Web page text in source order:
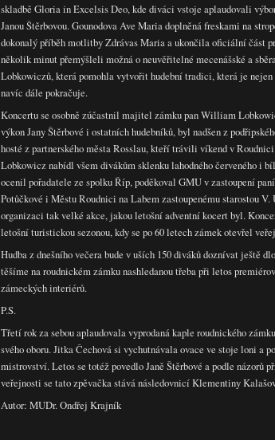
skladbě Gloria in Excelsis Deo, kde diváci vstoje aplaudovali
Janou Štěrbovou. Gounodova Ave Maria doplněná freskami na
dokonalý příběh motlitby Zdrávas Maria a ukončila oficiální část
několik minut přemýšleli možná o neuvěřitelné mecenášské a
Lobkowiczů, která pomohla vytvořit hudební tradici, která je
navíc dále pokračuje.
Koncertu se osobně zúčastnil majitel zámku pan William
výkon Jany Štěrbové i ostatních hudebníků, byl nadšen z
hosté z partnerského města Rosslau, kteří trávili víkend v
Lobkowicz nabídl všem divákům sklenku lahodného červeného i
ocenil pořadatele ze spolku Říp, poděkoval GMU v zastoupení
Potůčkové i Městu Roudnici na Labem zastoupenému starostou V.
organizaci tak velké akce, jakou letošní adventní kocert byl.
letošní turistickou sezonou, kdy se po 60 letech zámek otevřel
Hudba z dnešního večera bude v uších 150 diváků doznívat ještě
těšíme na roudnickém zámku nashledanou třeba při letos
zámeckých interiérů.
P.S.
Třetí rok za sebou aplaudovala vyprodaná kaple roudnického
svého oboru. Jitka Čechová si vychutnávala ovace ve stoje loni a
mistrovství. Letos se totéž povedlo Janě Štěrbové a podle názorů
veřejnosti se tato zpěvačka stává následovnicí Klementiny
Autor: MUDr. Ondřej Krajník